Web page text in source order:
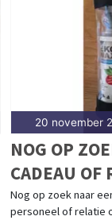
20 november
NOG OP
CADEAU OF
VOOR DE
Nog op zoek naar
personeel of relatie